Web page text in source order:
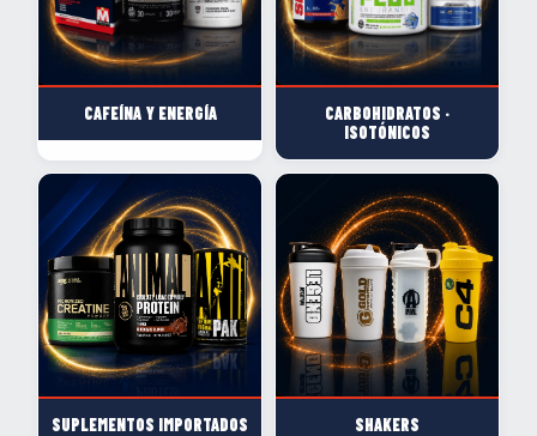
CAFEÍNA Y ENERGÍA
CARBOHIDRATOS ·
ISOTÓNICOS
SUPLEMENTOS IMPORTADOS SHAKERS